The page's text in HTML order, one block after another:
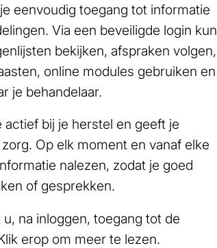
eenvoudig toegang tot informatie
Via een beveiligde login kun
bekijken, afspraken volgen,
online modules gebruiken en
je behandelaar.
bij je herstel en geeft je
Op elk moment en vanaf elke
nalezen, zodat je goed
of gesprekken.
na inloggen, toegang tot de
erop om meer te lezen.